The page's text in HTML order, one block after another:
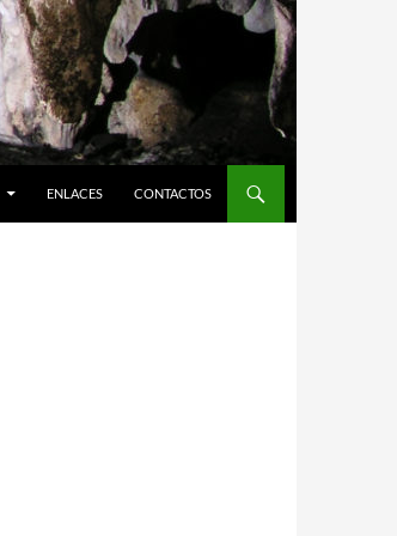
ENLACES CONTACTOS